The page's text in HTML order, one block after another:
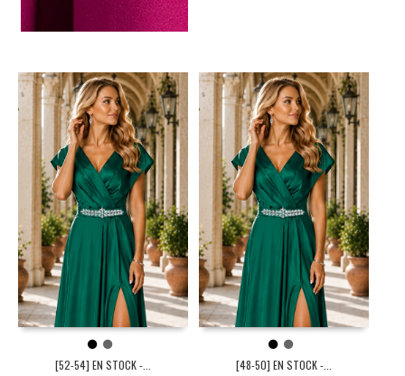
1 2
[52-54] EN STOCK -...
1 2
[48-50] EN STOCK -...